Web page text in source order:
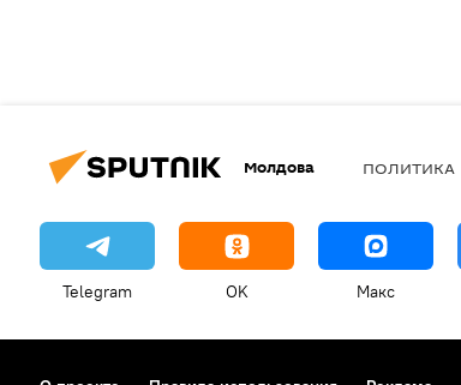
Молдова ПОЛИТИКА
Telegram OK Макс